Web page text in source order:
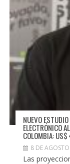
NUEVO
ELECTRÓNICO
COLOMBIA:
8 DE
Las